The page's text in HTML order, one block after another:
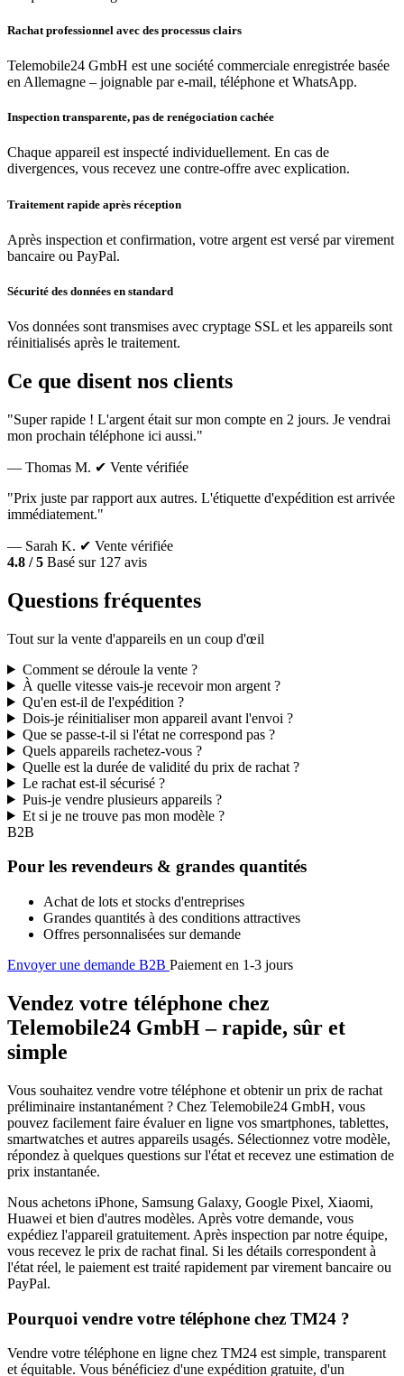
Rachat professionnel avec des processus clairs
Telemobile24 GmbH est une société commerciale enregistrée basée
en Allemagne – joignable par e-mail, téléphone et WhatsApp.
Inspection transparente, pas de renégociation cachée
Chaque appareil est inspecté individuellement. En cas de
divergences, vous recevez une contre-offre avec explication.
Traitement rapide après réception
Après inspection et confirmation, votre argent est versé par virement
bancaire ou PayPal.
Sécurité des données en standard
Vos données sont transmises avec cryptage SSL et les appareils sont
réinitialisés après le traitement.
Ce que disent nos clients
"Super rapide ! L'argent était sur mon compte en 2 jours. Je vendrai
mon prochain téléphone ici aussi."
— Thomas M. ✔ Vente vérifiée
"Prix juste par rapport aux autres. L'étiquette d'expédition est arrivée
immédiatement."
— Sarah K. ✔ Vente vérifiée
4.8 / 5 Basé sur 127 avis
Questions fréquentes
Tout sur la vente d'appareils en un coup d'œil
Comment se déroule la vente ?
À quelle vitesse vais-je recevoir mon argent ?
Qu'en est-il de l'expédition ?
Dois-je réinitialiser mon appareil avant l'envoi ?
Que se passe-t-il si l'état ne correspond pas ?
Quels appareils rachetez-vous ?
Quelle est la durée de validité du prix de rachat ?
Le rachat est-il sécurisé ?
Puis-je vendre plusieurs appareils ?
Et si je ne trouve pas mon modèle ?
B2B
Pour les revendeurs & grandes quantités
Achat de lots et stocks d'entreprises
Grandes quantités à des conditions attractives
Offres personnalisées sur demande
Envoyer une demande B2B Paiement en 1-3 jours
Vendez votre téléphone chez
Telemobile24 GmbH – rapide, sûr et
simple
Vous souhaitez vendre votre téléphone et obtenir un prix de rachat
préliminaire instantanément ? Chez Telemobile24 GmbH, vous
pouvez facilement faire évaluer en ligne vos smartphones, tablettes,
smartwatches et autres appareils usagés. Sélectionnez votre modèle,
répondez à quelques questions sur l'état et recevez une estimation de
prix instantanée.
Nous achetons iPhone, Samsung Galaxy, Google Pixel, Xiaomi,
Huawei et bien d'autres modèles. Après votre demande, vous
expédiez l'appareil gratuitement. Après inspection par notre équipe,
vous recevez le prix de rachat final. Si les détails correspondent à
l'état réel, le paiement est traité rapidement par virement bancaire ou
PayPal.
Pourquoi vendre votre téléphone chez TM24 ?
Vendre votre téléphone en ligne chez TM24 est simple, transparent
et équitable. Vous bénéficiez d'une expédition gratuite, d'un